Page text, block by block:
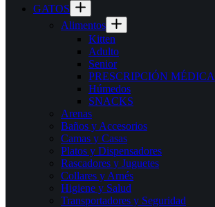
GATOS
Alimentos
Kitten
Adulto
Senior
PRESCRIPCIÓN MÉDICA
Húmedos
SNACKS
Arenas
Baños y Accesorios
Camas y Casas
Platos y Dispensadores
Rascadores y Juguetes
Collares y Arnés
Higiene y Salud
Transportadores y Seguridad